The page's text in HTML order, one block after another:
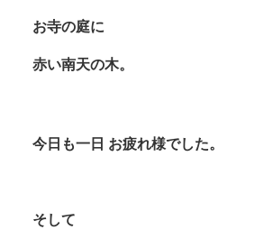
お寺の庭に
赤い南天の木。
今日も一日 お疲れ様でした。
そして